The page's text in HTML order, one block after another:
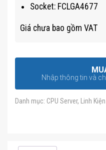
Socket: FCLGA4677
Giá chưa bao gồm VAT
Nhập thông tin và
Danh mục: CPU Server, Linh